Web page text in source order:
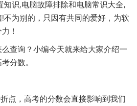
知识,电脑故障排除和电脑常识大全,
不为别的，只因有共同的爱好，为软
！
查询？小编今天就来给大家介绍一
分数。
点，高考的分数会直接影响到我们